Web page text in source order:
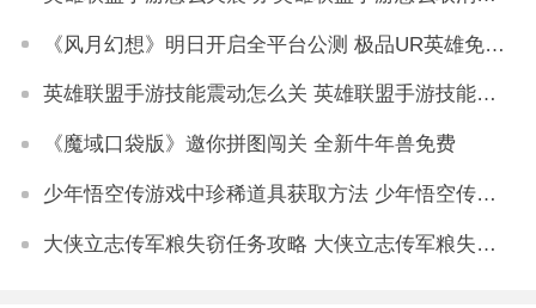
《风月幻想》明日开启全平台公测 极品UR英雄免费领
英雄联盟手游技能震动怎么关 英雄联盟手游技能震动在哪里关
《魔域口袋版》邀你拼图闯关 全新牛年兽免费
少年悟空传游戏中珍稀道具获取方法 少年悟空传游戏珍稀道具如何获取
大侠立志传军粮失窃任务攻略 大侠立志传军粮失窃任务如何做